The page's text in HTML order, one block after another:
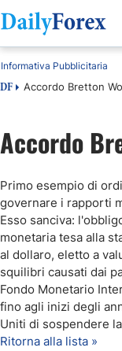
DF Accordo Bretton
Informativa Pubblicitaria
Accordo
Primo esempio di
governare i rapporti
Esso sanciva:
monetaria tesa alla
al dollaro, eletto a
squilibri causati dai
Fondo Monetario
fino agli inizi degli
Uniti di sospendere
Ritorna alla lista »